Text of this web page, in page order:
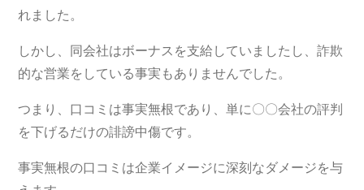
れました。
しかし、同会社はボーナスを支給していましたし、詐欺
的な営業をしている事実もありませんでした。
つまり、口コミは事実無根であり、単に〇〇会社の評判
を下げるだけの誹謗中傷です。
事実無根の口コミは企業イメージに深刻なダメージを与